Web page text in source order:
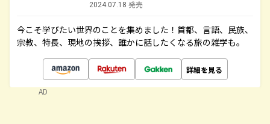
2024.07.18 発売
今こそ学びたい世界のことを集めました！首都、言語、民族、
宗教、特長、現地の挨拶、誰かに話したくなる旅の雑学も。
詳細を見る
AD